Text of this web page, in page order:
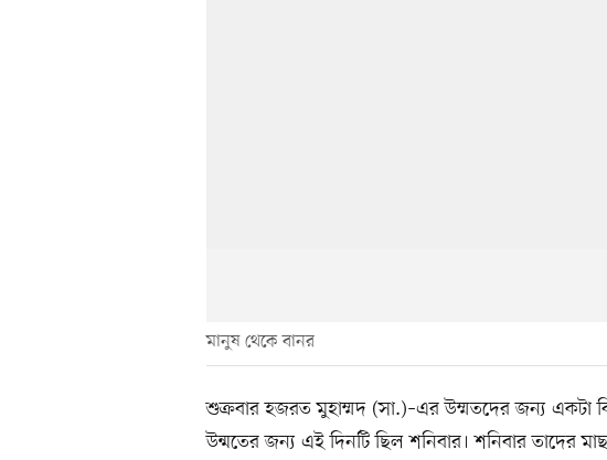
মানুষ থেকে বানর
শুক্রবার হজরত মুহাম্মদ (সা.)–এর উম্মতদের জন্য
উন্মতের জন্য এই দিনটি ছিল শনিবার। শনিবার তাদের